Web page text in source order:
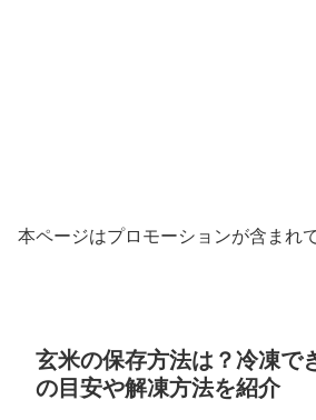
本ページはプロモーションが含まれ
玄米の保存方法は？冷凍で
の目安や解凍方法を紹介